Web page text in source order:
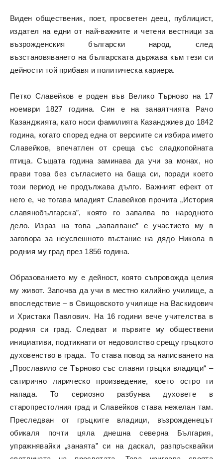
Виден общественик, поет, просветен деец, публицист,
издател на едни от най-важните и четени вестници за
възрожденския български народ, след
възстановяването на българската държава към тези си
дейности той прибавя и политическа кариера.
Петко Славейков е роден във Велико Търново на 17
ноември 1827 година. Син е на занаятчията Рачо
Казанджията, като носи фамилията Казанджиев до 1842
година, когато според една от версиите си избира името
Славейков, впечатлен от среща със сладкопойната
птица. Същата година заминава да учи за монах, но
прави това без съгласието на баща си, поради което
този период не продължава дълго. Важният ефект от
него е, че тогава младият Славейков прочита „История
славянобългарска”, която го запалва по народното
дело. Израз на това „запалване” е участието му в
заговора за неуспешното въстание на дядо Никола в
родния му град през 1856 година.
Образованието му е дейност, която съпровожда целия
му живот. Започва да учи в местно килийно училище, а
впоследствие – в Свищовското училище на Васкидович
и Христаки Павлович. На 16 години вече учителства в
родния си град. Следват и първите му обществени
инициативи, подтикнати от недоволство срещу гръцкото
духовенство в града. То става повод за написването на
„Прославило се Търново със славни гръцки владици“ –
сатирично лирическо произведение, което остро ги
напада. То сериозно разбунва духовете в
старопрестолния град и Славейков става нежелан там.
Преследван от гръцките владици, възрожденецът
обикаля почти цяла днешна северна България,
упражнявайки „занаята” си на даскал, разпръсквайки